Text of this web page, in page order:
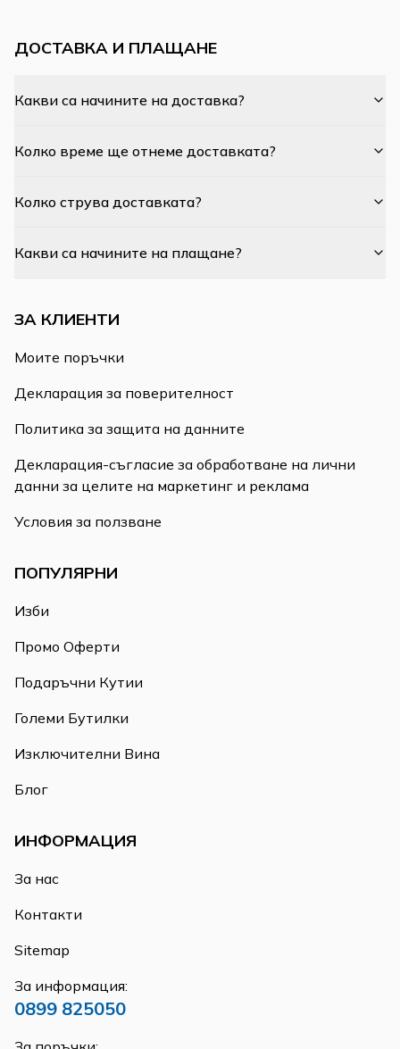
ДОСТАВКА И ПЛАЩАНЕ
Какви са начините на доставка?
Колко време ще отнеме доставката?
Колко струва доставката?
Какви са начините на плащане?
ЗА КЛИЕНТИ
Моите поръчки
Декларация за поверителност
Политика за защита на данните
Декларация-съгласие за обработване на лични
данни за целите на маркетинг и реклама
Условия за ползване
ПОПУЛЯРНИ
Изби
Промо Оферти
Подаръчни Кутии
Големи Бутилки
Изключителни Вина
Блог
ИНФОРМАЦИЯ
За нас
Контакти
Sitemap
За информация:
0899 825050